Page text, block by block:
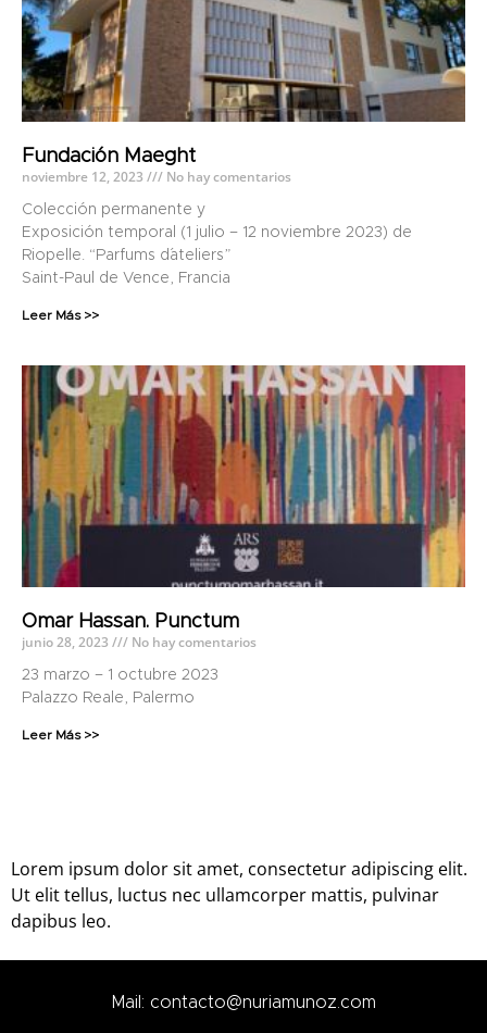
Fundación Maeght
noviembre 12, 2023 No hay comentarios
Colección permanente y
Exposición temporal (1 julio – 12 noviembre 2023) de
Riopelle. “Parfums d´ateliers”
Saint-Paul de Vence, Francia
Leer Más >>
Omar Hassan. Punctum
junio 28, 2023 No hay comentarios
23 marzo – 1 octubre 2023
Palazzo Reale, Palermo
Leer Más >>
Lorem ipsum dolor sit amet, consectetur adipiscing elit.
Ut elit tellus, luctus nec ullamcorper mattis, pulvinar
dapibus leo.
Mail: contacto@nuriamunoz.com